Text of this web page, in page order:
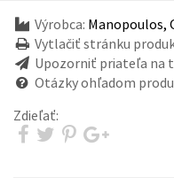
Výrobca: Manopoulos,
Vytlačiť stránku
Upozorniť priateľa na
Otázky ohľadom
Zdieľať: